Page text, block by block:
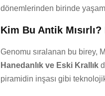
dönemlerinden birinde
Kim Bu Antik
Genomu sıralanan bu birey,
Hanedanlık ve Eski Krallık
piramidin inşası gibi